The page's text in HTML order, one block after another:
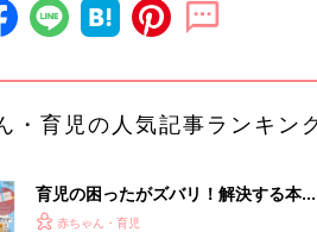
・育児の人気記事ランキン
育児の困ったがズバリ！解決する本
『ひよこクラブ 秋号』 4カ月～2才
赤ちゃん・育児